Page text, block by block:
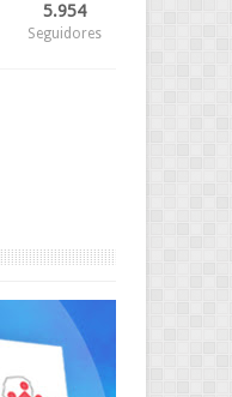
5.954
Seguidores